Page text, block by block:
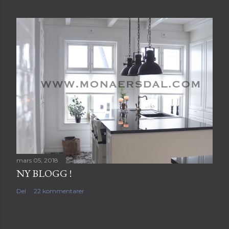
mars 05, 2018
NY BLOGG !
Del 22 kommentarer